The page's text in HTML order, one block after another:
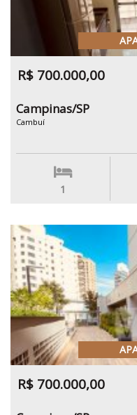
R$ 700.000,00
Campinas/SP
Cambuí
1
R$ 700.000,00